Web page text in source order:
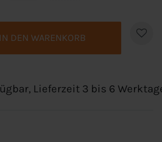
IN DEN WARENKORB
Lieferzeit 3 bis 6